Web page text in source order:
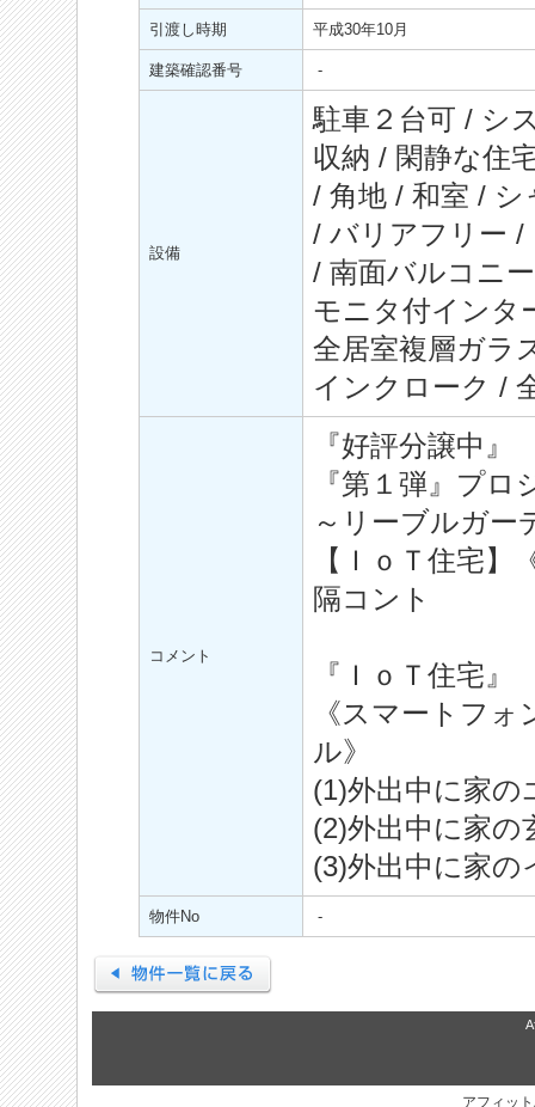
引渡し時期 平成30年10月
建築確認番号 -
設備
駐車２台可 / シ
収納 / 閑静な住
/ 角地 / 和室 / シ
/ バリアフリー /
/ 南面バルコニ
モニタ付インタ
全居室複層ガラ
インクローク /
コメント
『好評分譲中』
『第１弾』プロ
～リーブルガー
【ＩｏＴ住宅
隔コント
『ＩｏＴ住宅』
《スマートフ
ル》
(1)外出中に家の
(2)外出中に家の
(3)外出中に家の
物件No -
アフィッ